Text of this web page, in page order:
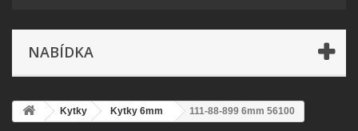
NABÍDKA
Kytky Kytky 6mm 111-88-899 6mm 56100